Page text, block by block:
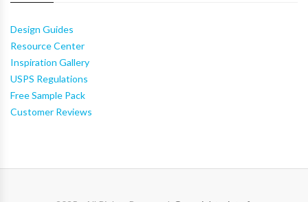
Design Guides
Resource Center
Inspiration Gallery
USPS Regulations
Free Sample Pack
Customer Reviews